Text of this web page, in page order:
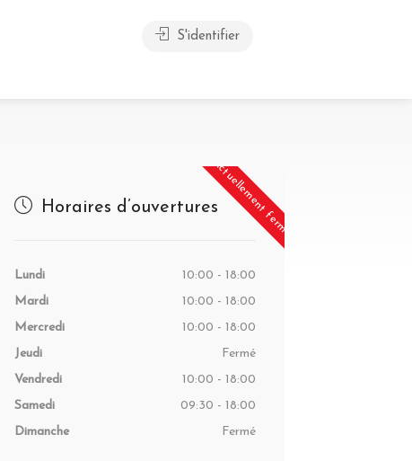
S'identifier
Actuellement fermé
Horaires d’ouvertures
Lundi
10:00 - 18:00
Mardi
10:00 - 18:00
Mercredi
10:00 - 18:00
Jeudi
Fermé
Vendredi
10:00 - 18:00
Samedi
09:30 - 18:00
Dimanche
Fermé